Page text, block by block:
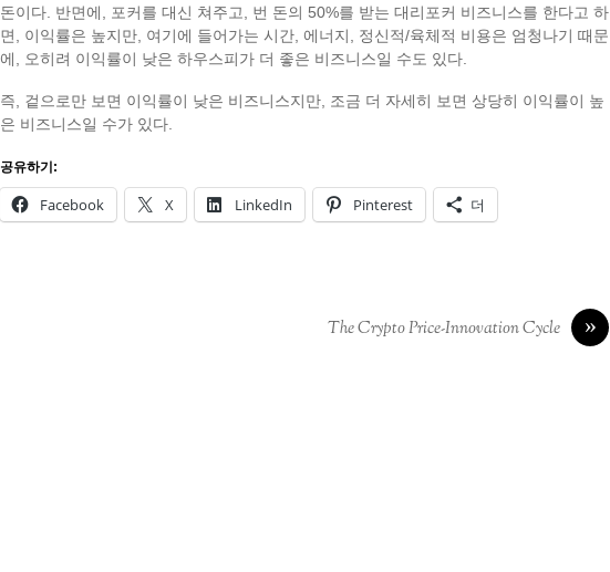
돈이다. 반면에, 포커를 대신 쳐주고, 번 돈의 50%를 받는 대리포커 비즈니스를 한다고 하
면, 이익률은 높지만, 여기에 들어가는 시간, 에너지, 정신적/육체적 비용은 엄청나기 때문
에, 오히려 이익률이 낮은 하우스피가 더 좋은 비즈니스일 수도 있다.
즉, 겉으로만 보면 이익률이 낮은 비즈니스지만, 조금 더 자세히 보면 상당히 이익률이 높
은 비즈니스일 수가 있다.
공유하기:
Facebook X LinkedIn Pinterest 더
»
The Crypto Price-Innovation Cycle